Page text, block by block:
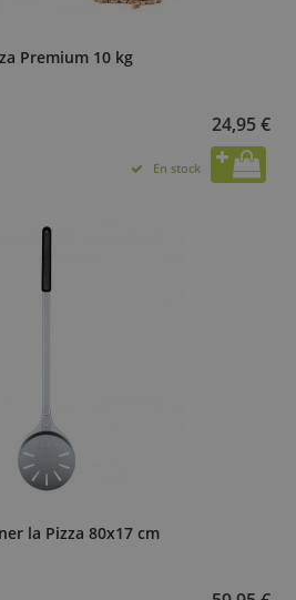
Premium 10 kg
24,95 €
En stock
la Pizza 80x17 cm